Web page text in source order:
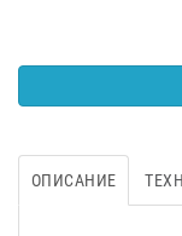
ОПИСАНИЕ